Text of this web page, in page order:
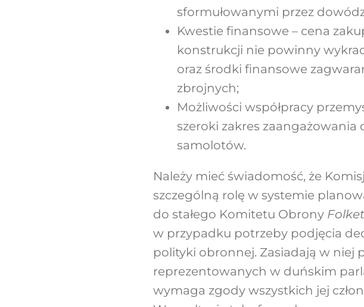
sformułowanymi przez
Kwestie finansowe – cena
konstrukcji nie powinny
oraz środki finansowe
zbrojnych;
Możliwości współpracy
szeroki zakres
samolotów.
Należy mieć świadomość, że
szczególną rolę w systemie
do stałego Komitetu Obrony
w przypadku potrzeby podjęcia
polityki obronnej. Zasiadają w niej
reprezentowanych w duńskim
wymaga zgody wszystkich jej